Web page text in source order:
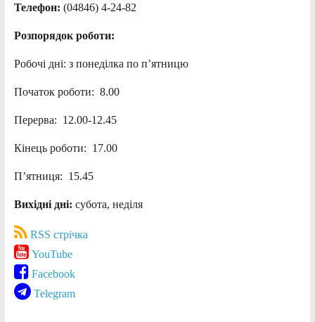
Телефон: (04846) 4-24-82
Розпорядок роботи:
Робочі дні: з понеділка по п’ятницю
Початок роботи: 8.00
Перерва: 12.00-12.45
Кінець роботи: 17.00
П’ятниця: 15.45
Вихідні дні: субота, неділя
RSS стрічка
YouTube
Facebook
Telegram